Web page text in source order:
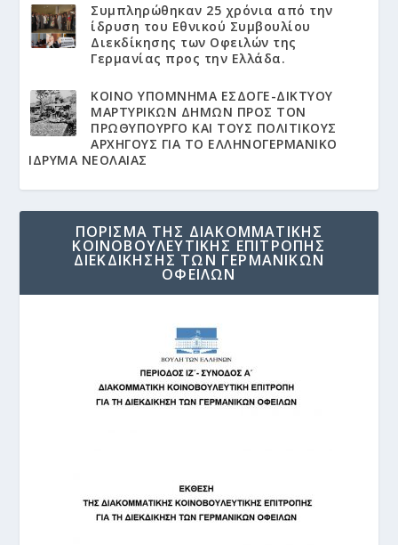
Συμπληρώθηκαν 25 χρόνια από την
ίδρυση του Εθνικού Συμβουλίου
Διεκδίκησης των Οφειλών της
Γερμανίας προς την Ελλάδα.
KΟΙΝΟ ΥΠΟΜΝΗΜΑ ΕΣΔΟΓΕ-ΔΙΚΤΥΟΥ
ΜΑΡΤΥΡΙΚΩΝ ΔΗΜΩΝ ΠΡΟΣ ΤΟΝ
ΠΡΩΘΥΠΟΥΡΓΟ ΚΑΙ ΤΟΥΣ ΠΟΛΙΤΙΚΟΥΣ
ΑΡΧΗΓΟΥΣ ΓΙΑ ΤΟ ΕΛΛΗΝΟΓΕΡΜΑΝΙΚΟ
ΙΔΡΥΜΑ ΝΕΟΛΑΙΑΣ
ΠΟΡΙΣΜΑ ΤΗΣ ΔΙΑΚΟΜΜΑΤΙΚΗΣ
ΚΟΙΝΟΒΟΥΛΕΥΤΙΚΗΣ ΕΠΙΤΡΟΠΗΣ
ΔΙΕΚΔΙΚΗΣΗΣ ΤΩΝ ΓΕΡΜΑΝΙΚΩΝ
ΟΦΕΙΛΩΝ